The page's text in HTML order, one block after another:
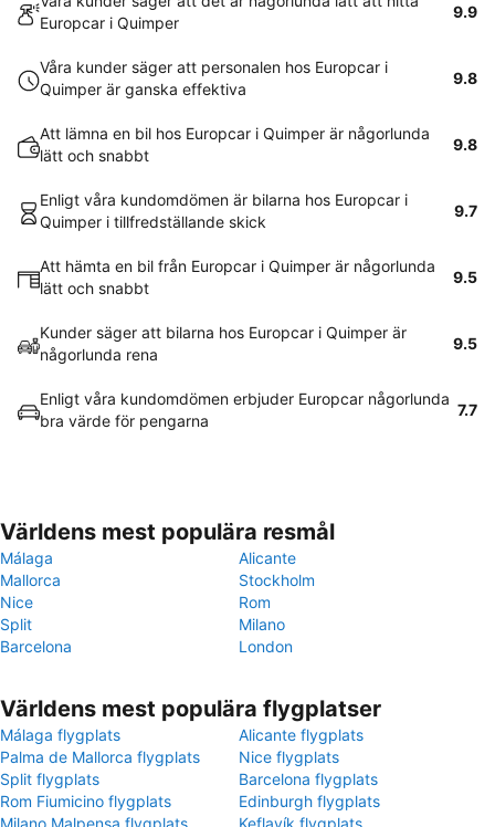
Europcar i Quimper
9.9
Våra kunder säger att personalen hos Europcar i
Quimper är ganska effektiva
9.8
Att lämna en bil hos Europcar i Quimper är någorlunda
lätt och snabbt
9.8
Enligt våra kundomdömen är bilarna hos Europcar i
Quimper i tillfredställande skick
9.7
Att hämta en bil från Europcar i Quimper är någorlunda
lätt och snabbt
9.5
Kunder säger att bilarna hos Europcar i Quimper är
någorlunda rena
9.5
Enligt våra kundomdömen erbjuder Europcar någorlunda
bra värde för pengarna
7.7
Världens mest populära resmål
Málaga
Alicante
Mallorca
Stockholm
Nice
Rom
Split
Milano
Barcelona
London
Världens mest populära flygplatser
Málaga flygplats
Alicante flygplats
Palma de Mallorca flygplats
Nice flygplats
Split flygplats
Barcelona flygplats
Rom Fiumicino flygplats
Edinburgh flygplats
Milano Malpensa flygplats
Keflavík flygplats